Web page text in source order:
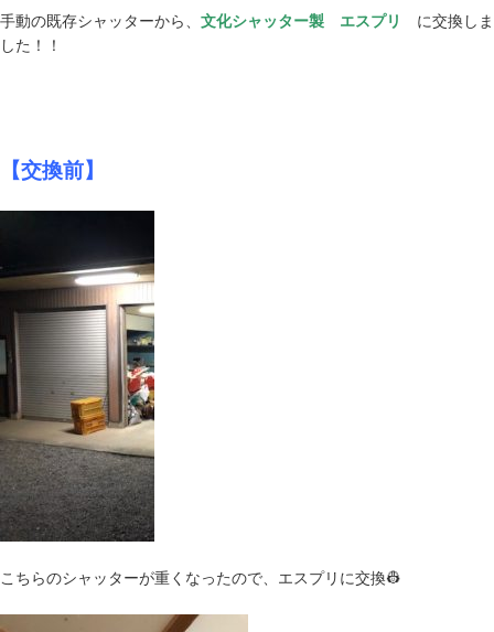
手動の既存シャッターから、 文化シャッター製 エスプリ
に交換しま
した！！
【交換前】
こちらのシャッターが重くなったので、エスプリに交換👷